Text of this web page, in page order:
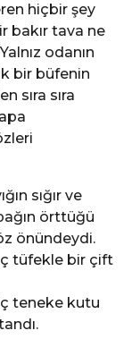
hiçbir şey
bakır tava ne
odanın
bir büfenin
sıra sıra
sığır ve
örttüğü
önündeydi.
tüfekle bir çift
teneke kutu